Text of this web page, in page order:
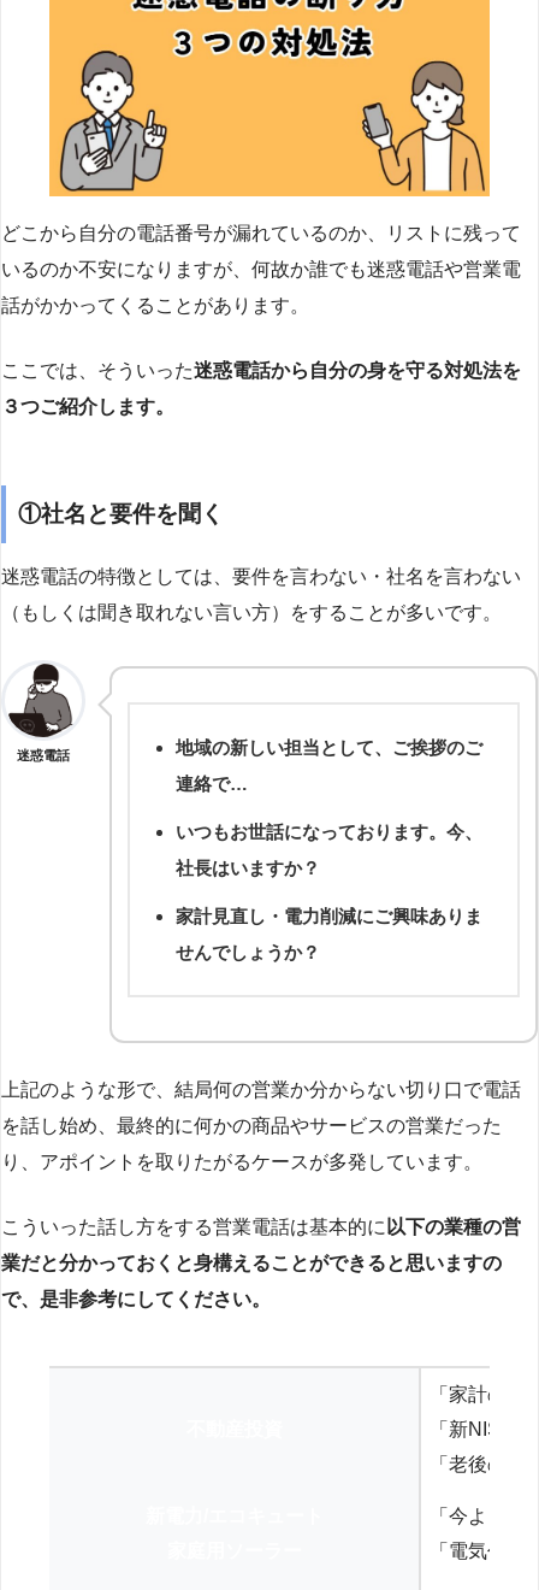
どこから自分の電話番号が漏れているのか、リストに残って
いるのか不安になりますが、何故か誰でも迷惑電話や営業電
話がかかってくることがあります。
ここでは、そういった迷惑電話から自分の身を守る対処法を
３つご紹介します。
①社名と要件を聞く
迷惑電話の特徴としては、要件を言わない・社名を言わない
（もしくは聞き取れない言い方）をすることが多いです。
迷惑電話
地域の新しい担当として、ご挨拶のご
連絡で…
いつもお世話になっております。今、
社長はいますか？
家計見直し・電力削減にご興味ありま
せんでしょうか？
上記のような形で、結局何の営業か分からない切り口で電話
を話し始め、最終的に何かの商品やサービスの営業だった
り、アポイントを取りたがるケースが多発しています。
こういった話し方をする営業電話は基本的に 以下の業種の営
業だと分かっておくと身構えることができると思いますの
で、是非参考にしてください。
「家計の見
「新NISA
「老後の
「今より
「電気代を